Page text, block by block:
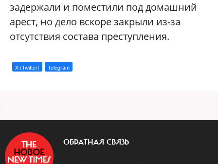
задержали и поместили под домашний
арест, но дело вскоре закрыли из-за
отсутствия состава преступления.
X (Twitter) Telegram
ОБРАТНАЯ СВЯЗЬ